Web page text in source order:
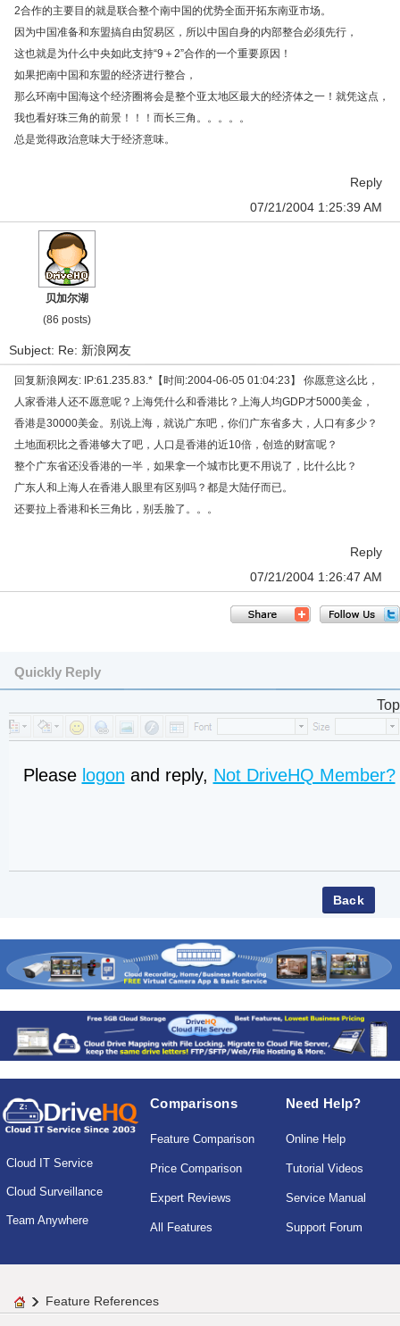
2合作的主要目的就是联合整个南中国的优势全面开拓东南亚市场。
因为中国准备和东盟搞自由贸易区，所以中国自身的内部整合必须先行，
这也就是为什么中央如此支持“9＋2”合作的一个重要原因！
如果把南中国和东盟的经济进行整合，
那么环南中国海这个经济圈将会是整个亚太地区最大的经济体之一！就凭这点，
我也看好珠三角的前景！！！而长三角。。。。。
总是觉得政治意味大于经济意味。
Reply
07/21/2004 1:25:39 AM
贝加尔湖
(86 posts)
Subject: Re: 新浪网友
回复新浪网友: IP:61.235.83.*【时间:2004-06-05 01:04:23】 你愿意这么比，
人家香港人还不愿意呢？上海凭什么和香港比？上海人均GDP才5000美金，
香港是30000美金。别说上海，就说广东吧，你们广东省多大，人口有多少？
土地面积比之香港够大了吧，人口是香港的近10倍，创造的财富呢？
整个广东省还没香港的一半，如果拿一个城市比更不用说了，比什么比？
广东人和上海人在香港人眼里有区别吗？都是大陆仔而已。
还要拉上香港和长三角比，别丢脸了。。。
Reply
07/21/2004 1:26:47 AM
Quickly Reply
Top
Please logon and reply, Not DriveHQ Member?
Cloud IT Service
Cloud Surveillance
Team Anywhere
Comparisons
Feature Comparison
Price Comparison
Expert Reviews
All Features
Need Help?
Online Help
Tutorial Videos
Service Manual
Support Forum
Feature References